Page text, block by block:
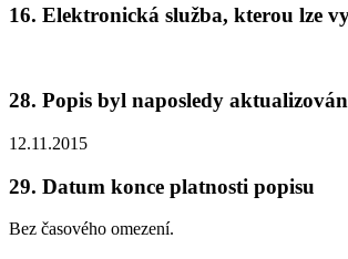
16. Elektronická služba, kterou lze
28. Popis byl naposledy aktualizován
12.11.2015
29. Datum konce platnosti popisu
Bez časového omezení.